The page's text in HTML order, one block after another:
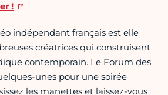
!
indépendant français est elle
créatrices qui construisent
contemporain. Le Forum des
unes pour une soirée
les manettes et laissez-vous